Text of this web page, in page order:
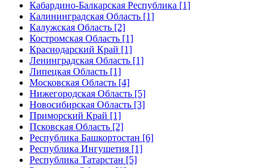
Кабардино-Балкарская Республика [1]
Калининградская Область [1]
Калужская Область [2]
Костромская Область [1]
Краснодарский Край [1]
Ленинградская Область [1]
Липецкая Область [1]
Московская Область [4]
Нижегородская Область [5]
Новосибирская Область [3]
Приморский Край [1]
Псковская Область [2]
Республика Башкортостан [6]
Республика Ингушетия [1]
Республика Татарстан [5]